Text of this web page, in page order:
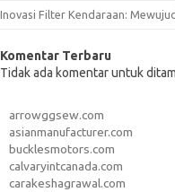
Inovasi Filter Kendaraan:
Komentar Terbaru
Tidak ada komentar untuk
arrowggsew.com
asianmanufacturer.com
bucklesmotors.com
calvaryintcanada.com
carakeshagrawal.com